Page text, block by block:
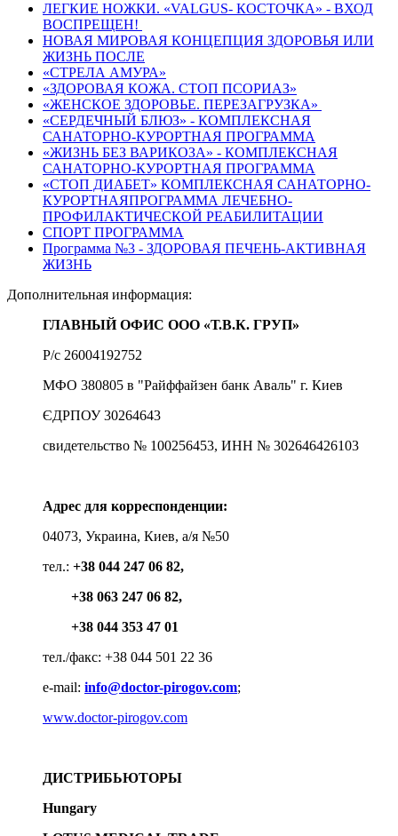
ЛЕГКИЕ НОЖКИ. «VALGUS- КОСТОЧКА» - ВХОД
ВОСПРЕЩЕН!
НОВАЯ МИРОВАЯ КОНЦЕПЦИЯ ЗДОРОВЬЯ ИЛИ
ЖИЗНЬ ПОСЛЕ
«СТРЕЛА АМУРА»
«ЗДОРОВАЯ КОЖА. СТОП ПСОРИАЗ»
«ЖЕНСКОЕ ЗДОРОВЬЕ. ПЕРЕЗАГРУЗКА»
«СЕРДЕЧНЫЙ БЛЮЗ» - КОМПЛЕКСНАЯ
САНАТОРНО-КУРОРТНАЯ ПРОГРАММА
«ЖИЗНЬ БЕЗ ВАРИКОЗА» - КОМПЛЕКСНАЯ
САНАТОРНО-КУРОРТНАЯ ПРОГРАММА
«СТОП ДИАБЕТ» КОМПЛЕКСНАЯ САНАТОРНО-
КУРОРТНАЯПРОГРАММА ЛЕЧЕБНО-
ПРОФИЛАКТИЧЕСКОЙ РЕАБИЛИТАЦИИ
СПОРТ ПРОГРАММА
Программа №3 - ЗДОРОВАЯ ПЕЧЕНЬ-АКТИВНАЯ
ЖИЗНЬ
Дополнительная информация:
ГЛАВНЫЙ ОФИС ООО «Т.В.К. ГРУП»
Р/с 26004192752
МФО 380805 в "Райффайзен банк Аваль" г. Киев
ЄДРПОУ 30264643
свидетельство № 100256453, ИНН № 302646426103
Адрес для корреспонденции:
04073, Украина, Киев, а/я №50
тел.: +38 044 247 06 82,
+38 063 247 06 82,
+38 044 353 47 01
тел./факс: +38 044 501 22 36
e-mail: info@doctor-pirogov.com;
www.doctor-pirogov.com
ДИСТРИБЬЮТОРЫ
Hungary